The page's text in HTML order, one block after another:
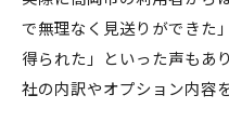
で無理なく見送りができた
得られた」といった声もあ
社の内訳やオプション内容